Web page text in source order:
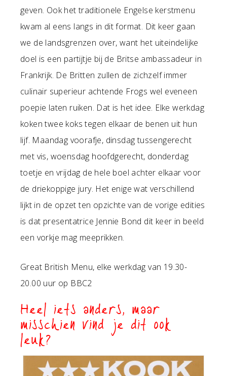
geven. Ook het traditionele Engelse kerstmenu
kwam al eens langs in dit format. Dit keer gaan
we de landsgrenzen over, want het uiteindelijke
doel is een partijtje bij de Britse ambassadeur in
Frankrijk. De Britten zullen de zichzelf immer
culinair superieur achtende Frogs wel eveneen
poepie laten ruiken. Dat is het idee. Elke werkdag
koken twee koks tegen elkaar de benen uit hun
lijf. Maandag voorafje, dinsdag tussengerecht
met vis, woensdag hoofdgerecht, donderdag
toetje en vrijdag de hele boel achter elkaar voor
de driekoppige jury. Het enige wat verschillend
lijkt in de opzet ten opzichte van de vorige edities
is dat presentatrice Jennie Bond dit keer in beeld
een vorkje mag meeprikken.
Great British Menu, elke werkdag van 19.30-
20.00 uur op BBC2
Heel iets anders, maar
misschien vind je dit ook
leuk?